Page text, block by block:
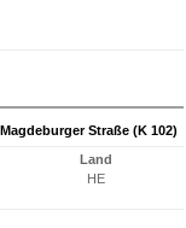
Straße (K 102)
Land
HE